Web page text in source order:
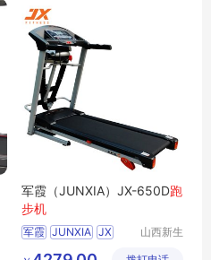
军霞（JUNXIA）JX-650D跑
步机
军霞 JUNXIA JX
山西新生